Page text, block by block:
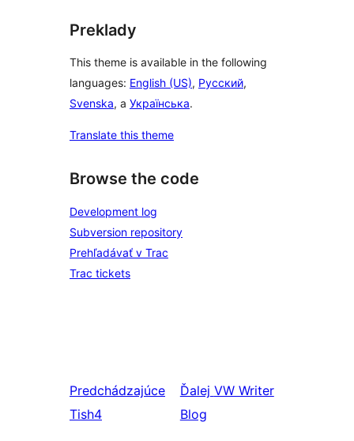
Preklady
This theme is available in the following
languages: English (US), Русский,
Svenska, a Українська.
Translate this theme
Browse the code
Development log
Subversion repository
Prehľadávať v Trac
Trac tickets
Predchádzajúce
Tish4
Ďalej VW Writer
Blog